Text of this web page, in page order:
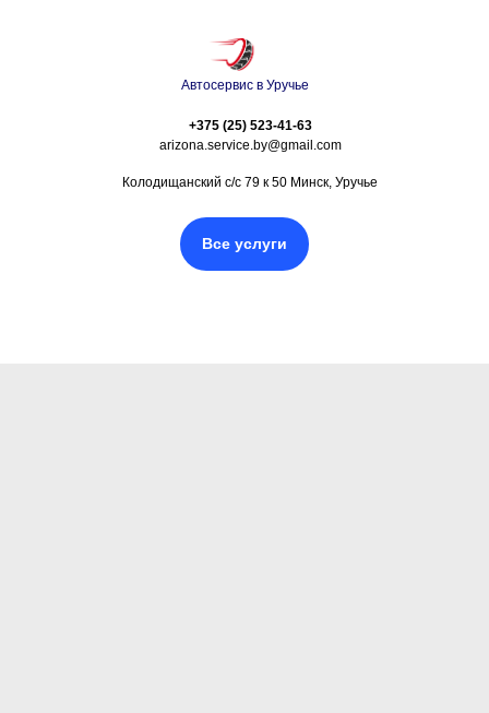
Автосервис в Уручье
+375 (25) 523-41-63
arizona.service.by@gmail.com
Колодищанский с/с 79 к 50 Минск, Уручье
Все услуги